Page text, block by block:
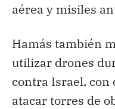
aérea y misiles
Hamás también
utilizar drones
contra Israel, con
atacar torres de